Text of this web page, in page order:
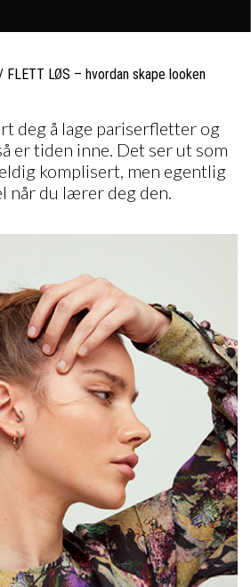
FLETT LØS – hvordan skape looken
deg å lage pariserfletter og
er tiden inne. Det ser ut som
komplisert, men egentlig
når du lærer deg den.